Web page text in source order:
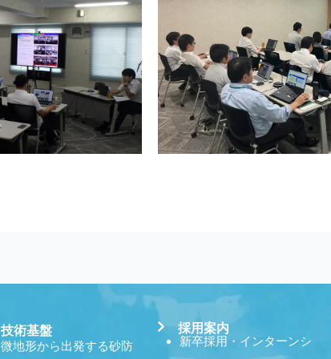
技術基盤
微地形から出発する砂防
採用案内
新卒採用・インターンシ